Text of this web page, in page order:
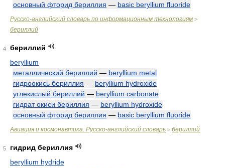
основный фторид бериллия — basic beryllium fluoride
Русско-английский словарь по информационным технологиям >
бериллий
4
бериллий
beryllium
металлический бериллий — beryllium metal
гидроокись бериллия — beryllium hydroxide
углекислый бериллий — beryllium carbonate
гидрат окиси бериллия — beryllium hydroxide
основный фторид бериллия — basic beryllium fluoride
Авиация и космонавтика. Русско-английский словарь > бериллий
5
гидрид бериллия
beryllium hydride